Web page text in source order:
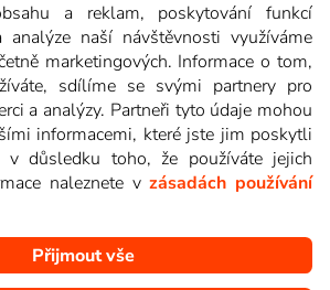
s.r.o. Na tomto webu jsou zobrazovány
TV stanic, které můžete sledovat v Lepší.TV.
a reklam, poskytování funkcí
naší návštěvnosti využíváme
marketingových. Informace o tom,
sdílíme se svými partnery pro
a analýzy. Partneři tyto údaje mohou
informacemi, které jste jim poskytli
v důsledku toho, že používáte jejich
naleznete vzásadách používání
Přijmout vše